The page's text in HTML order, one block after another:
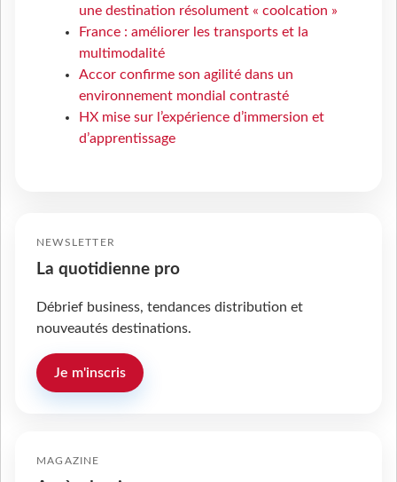
une destination résolument « coolcation »
France : améliorer les transports et la
multimodalité
Accor confirme son agilité dans un
environnement mondial contrasté
HX mise sur l’expérience d’immersion et
d’apprentissage
NEWSLETTER
La quotidienne pro
Débrief business, tendances distribution et
nouveautés destinations.
Je m'inscris
MAGAZINE